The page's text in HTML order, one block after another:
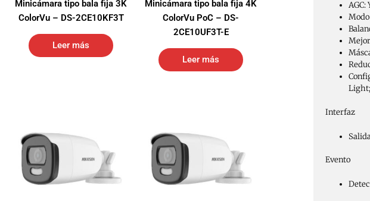
Minicámara tipo bala fija 3K
ColorVu – DS-2CE10KF3T
Leer más
Minicámara tipo bala fija 4K
ColorVu PoC – DS-
2CE10UF3T-E
Leer más
AGC:
Interfaz
Evento